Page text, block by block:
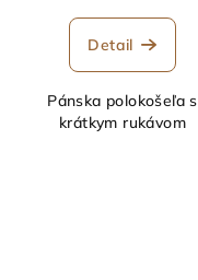
Detail
Pánska polokošeľa s
krátkym rukávom